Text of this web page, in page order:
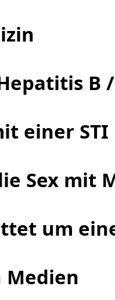
B /
einer STI
Sex mit
um
Medien